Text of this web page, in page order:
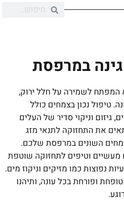
במרפסת
המפתח לשמירה על חלל ירוק,
טיפול נכון בצמחים כולל
גיזום וניקוי סדיר של העלים
את התחזוקה לתנאי מזג
השונים במרפסת שלכם.
וטיפים לתחזוקה שוטפת
נפוצות כמו מזיקים וניקוז מים.
ופורחת בכל עונה, ותיהנו